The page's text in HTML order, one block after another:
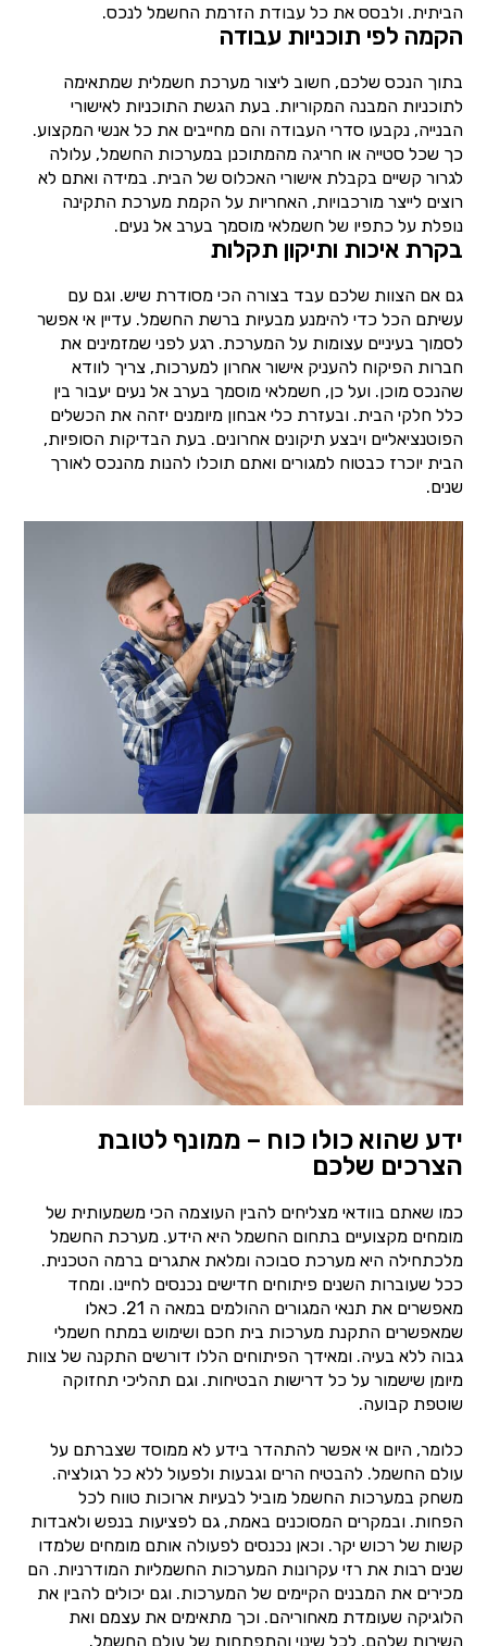
הביתית. ולבסס את כל עבודת הזרמת החשמל לנכס.
הקמה לפי תוכניות עבודה
בתוך הנכס שלכם, חשוב ליצור מערכת חשמלית שמתאימה
לתוכניות המבנה המקוריות. בעת הגשת התוכניות לאישורי
הבנייה, נקבעו סדרי העבודה והם מחייבים את כל אנשי המקצוע.
כך שכל סטייה או חריגה מהמתוכנן במערכות החשמל, עלולה
לגרור קשיים בקבלת אישורי האכלוס של הבית. במידה ואתם לא
רוצים לייצר מורכבויות, האחריות על הקמת מערכת התקינה
נופלת על כתפיו של חשמלאי מוסמך בערב אל נעים.
בקרת איכות ותיקון תקלות
גם אם הצוות שלכם עבד בצורה הכי מסודרת שיש. וגם עם
עשיתם הכל כדי להימנע מבעיות ברשת החשמל. עדיין אי אפשר
לסמוך בעיניים עצומות על המערכת. רגע לפני שמזמינים את
חברות הפיקוח להעניק אישור אחרון למערכות, צריך לוודא
שהנכס מוכן. ועל כן, חשמלאי מוסמך בערב אל נעים יעבור בין
כלל חלקי הבית. ובעזרת כלי אבחון מיומנים יזהה את הכשלים
הפוטנציאליים ויבצע תיקונים אחרונים. בעת הבדיקות הסופיות,
הבית יוכרז כבטוח למגורים ואתם תוכלו להנות מהנכס לאורך
שנים.
ידע שהוא כולו כוח – ממונף לטובת
הצרכים שלכם
כמו שאתם בוודאי מצליחים להבין העוצמה הכי משמעותית של
מומחים מקצועיים בתחום החשמל היא הידע. מערכת החשמל
מלכתחילה היא מערכת סבוכה ומלאת אתגרים ברמה הטכנית.
ככל שעוברות השנים פיתוחים חדישים נכנסים לחיינו. ומחד
מאפשרים את תנאי המגורים ההולמים במאה ה 21. כאלו
שמאפשרים התקנת מערכות בית חכם ושימוש במתח חשמלי
גבוה ללא בעיה. ומאידך הפיתוחים הללו דורשים התקנה של צוות
מיומן שישמור על כל דרישות הבטיחות. וגם תהליכי תחזוקה
שוטפת קבועה.
כלומר, היום אי אפשר להתהדר בידע לא ממוסד שצברתם על
עולם החשמל. להבטיח הרים וגבעות ולפעול ללא כל רגולציה.
משחק במערכות החשמל מוביל לבעיות ארוכות טווח לכל
הפחות. ובמקרים המסוכנים באמת, גם לפציעות בנפש ולאבדות
קשות של רכוש יקר. וכאן נכנסים לפעולה אותם מומחים שלמדו
שנים רבות את רזי עקרונות המערכות החשמליות המודרניות. הם
מכירים את המבנים הקיימים של המערכות. וגם יכולים להבין את
הלוגיקה שעומדת מאחוריהם. וכך מתאימים את עצמם ואת
השירות שלהם, לכל שינוי והתפתחות של עולם החשמל.